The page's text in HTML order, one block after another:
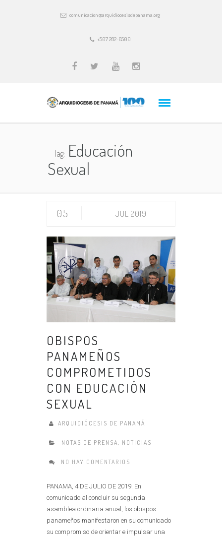
comunicacion@arquidiocesisdepanama.org
+507 282-6500
Tag:Educación
Sexual
05 JUL 2019
OBISPOS
PANAMEÑOS
COMPROMETIDOS
CON EDUCACIÓN
SEXUAL
ARQUIDIÓCESIS DE PANAMÁ
NOTAS DE PRENSA, NOTICIAS
NO HAY COMENTARIOS
PANAMA, 4 DE JULIO DE 2019. En
comunicado al concluir su segunda
asamblea ordinaria anual, los obispos
panameños manifestaron en su comunicado
su compromiso de orientar e impulsar una